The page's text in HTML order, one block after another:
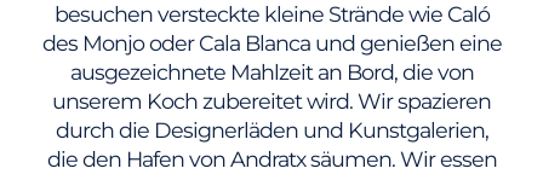
besuchen versteckte kleine Strände wie Caló
des Monjo oder Cala Blanca und genießen eine
ausgezeichnete Mahlzeit an Bord, die von
unserem Koch zubereitet wird. Wir spazieren
durch die Designerläden und Kunstgalerien,
die den Hafen von Andratx säumen. Wir essen